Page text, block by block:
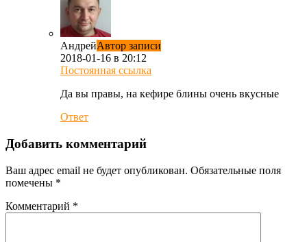
АндрейАвтор записи
2018-01-16 в 20:12
Постоянная ссылка
Да вы правы, на кефире блины очень вкусные
Ответ
Добавить комментарий
Ваш адрес email не будет опубликован. Обязательные поля
помечены *
Комментарий *